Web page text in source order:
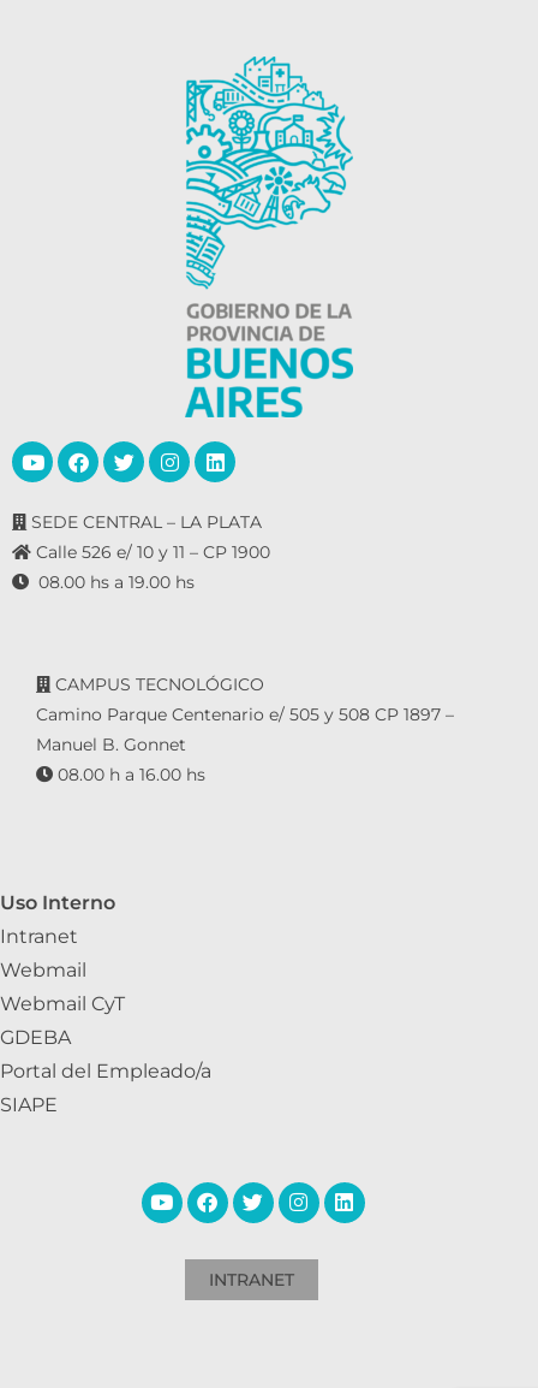
SEDE CENTRAL – LA PLATA
Calle 526 e/ 10 y 11 – CP 1900
08.00 hs a 19.00 hs
CAMPUS TECNOLÓGICO
Camino Parque Centenario e/ 505 y 508 CP 1897 –
Manuel B. Gonnet
08.00 h a 16.00 hs
Uso Interno
Intranet
Webmail
Webmail CyT
GDEBA
Portal del Empleado/a
SIAPE
INTRANET